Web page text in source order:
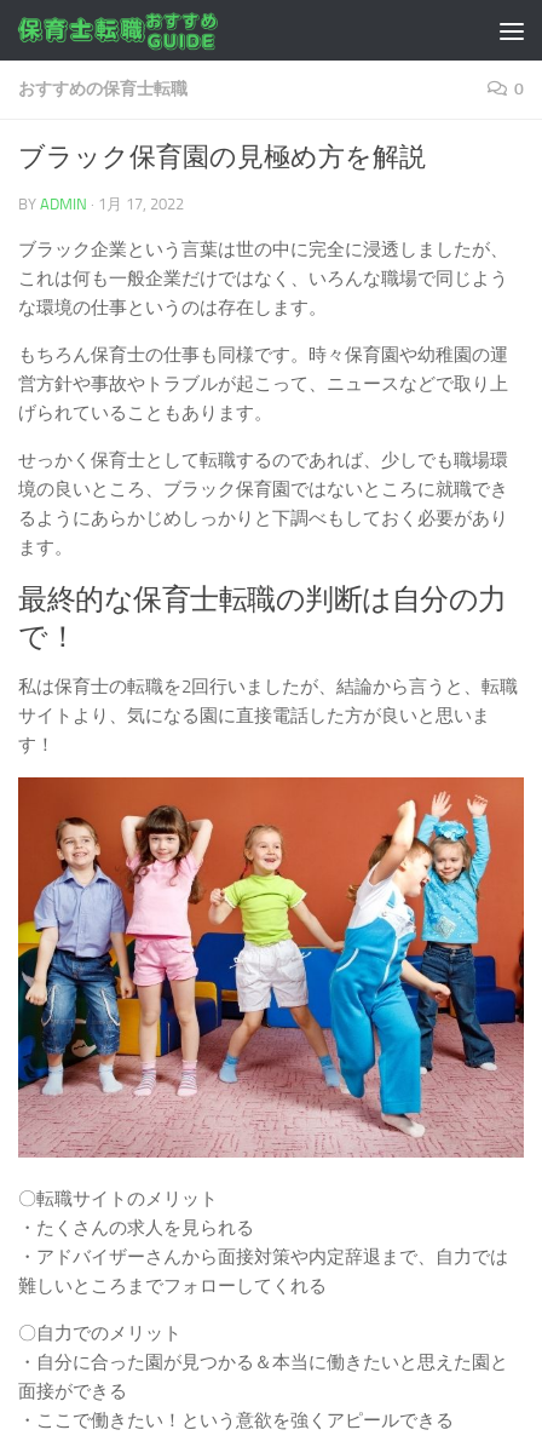
コンテンツへスキップ
おすすめの保育士転職 0
ブラック保育園の見極め方を解説
BY ADMIN · 1月 17, 2022
ブラック企業という言葉は世の中に完全に浸透しましたが、
これは何も一般企業だけではなく、いろんな職場で同じよう
な環境の仕事というのは存在します。
もちろん保育士の仕事も同様です。時々保育園や幼稚園の運
営方針や事故やトラブルが起こって、ニュースなどで取り上
げられていることもあります。
せっかく保育士として転職するのであれば、少しでも職場環
境の良いところ、ブラック保育園ではないところに就職でき
るようにあらかじめしっかりと下調べもしておく必要があり
ます。
最終的な保育士転職の判断は自分の力
で！
私は保育士の転職を2回行いましたが、結論から言うと、転職
サイトより、気になる園に直接電話した方が良いと思いま
す！
〇転職サイトのメリット
・たくさんの求人を見られる
・アドバイザーさんから面接対策や内定辞退まで、自力では
難しいところまでフォローしてくれる
〇自力でのメリット
・自分に合った園が見つかる＆本当に働きたいと思えた園と
面接ができる
・ここで働きたい！という意欲を強くアピールできる